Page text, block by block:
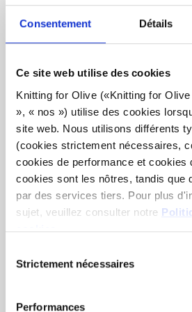
Consentement Détails
Ce site web utilise des cookies
Knitting for Olive («Knitting for
», « nos ») utilise des cookies
site web. Nous utilisons différents
(cookies strictement nécessaires,
cookies de performance et cookies
cookies sont les nôtres, tandis que
par des services tiers. Pour plus
sujet, veuillez consulter notre
cookies.
qui ne sont pas indispensables au
web. Votre consentement
peuvent être installés et que
duStrictement nécessaires
Performances
Notre mohair provient de chèvres
Afrique du Sud et le fil est
qui signifie que nous savons
fermes, de quels éleveurs et de
notre laine.
Tout notre mohair est certifié de
selon la norme Responsible Mohair
certifiée par Control Union,CU
Le fil est produit dans le plus grand
respecte des normes éthiques,
environnementales, créant des fils